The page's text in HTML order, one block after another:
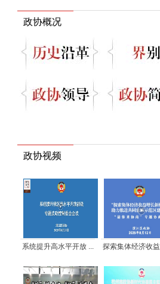
政协概况
政协视频
系统提升高水平开放 ... 探索集体经济收